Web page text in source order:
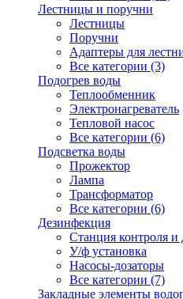
Лестницы и поручни
Лестницы
Поручни
Адаптеры для
Все категории (3)
Подогрев воды
Теплообменник
Электронагреватель
Тепловой насос
Все категории (6)
Подсветка воды
Прожектор
Лампа
Трансформатор
Все категории (6)
Дезинфекция
Станция контроля
У/ф установка
Насосы-дозаторы
Все категории (7)
Закладные элементы